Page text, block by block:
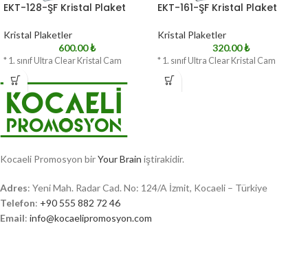
EKT-128-ŞF Kristal Plaket
Kristal Plaketler
600.00₺
* 1. sınıf Ultra Clear Kristal Cam
EKT-161-ŞF Kristal Plaket
Kristal Plaketler
320.00₺
* 1. sınıf Ultra Clear Kristal Cam
Kocaeli Promosyon birYour Brain iştirakidir.
Adres: Yeni Mah. Radar Cad. No: 124/A İzmit, Kocaeli – Türkiye
Telefon: +90 555 882 72 46
Email: info@kocaelipromosyon.com